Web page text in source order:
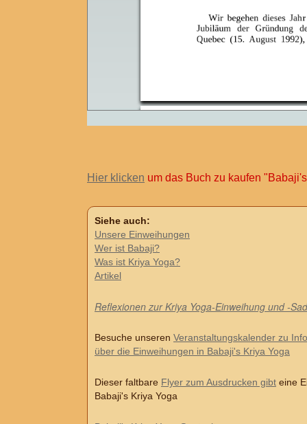
Hier klicken um das Buch zu kaufen
Siehe auch:
Unsere Einweihungen
Wer ist Babaji?
Was ist Kriya Yoga?
Artikel
Reflexionen zur Kriya Yoga-Einweihung und -
Besuche unseren Veranstaltungskalender zu
über die Einweihungen in Babaji's Kriya Yoga
Dieser faltbare Flyer zum Ausdrucken gibt eine
Babaji's Kriya Yoga